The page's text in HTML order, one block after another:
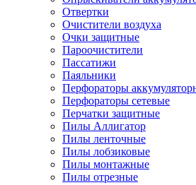
Отвертки
Очистители воздуха
Очки защитные
Пароочистители
Пассатижи
Паяльники
Перфораторы
Перфораторы сетевые
Перчатки защитные
Пилы Аллигатор
Пилы ленточные
Пилы лобзиковые
Пилы монтажные
Пилы отрезные